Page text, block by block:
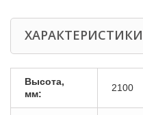
ХАРАКТЕРИСТИКИ
Высота,
мм:
2100